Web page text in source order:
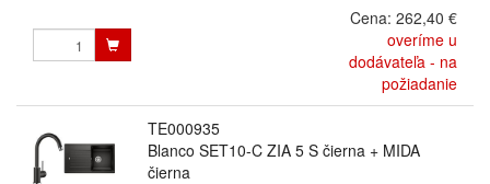
Cena: 262,40 €
overíme u
dodávateľa - na
požiadanie
TE000935
Blanco SET10-C ZIA 5 S čierna + MIDA
čierna